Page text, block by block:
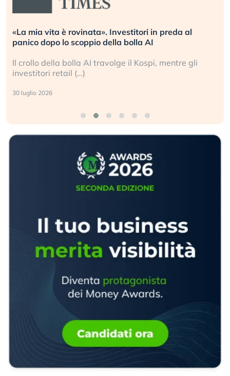
«La mia vita è rovinata». Investitori in preda al
panico dopo lo scoppio della bolla AI
Il crollo della bolla AI travolge il Kospi, mentre gli
investitori retail (…)
30 luglio 2026